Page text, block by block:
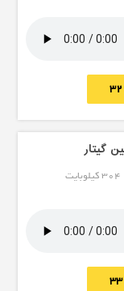
گیتار
304 کیلوبایت